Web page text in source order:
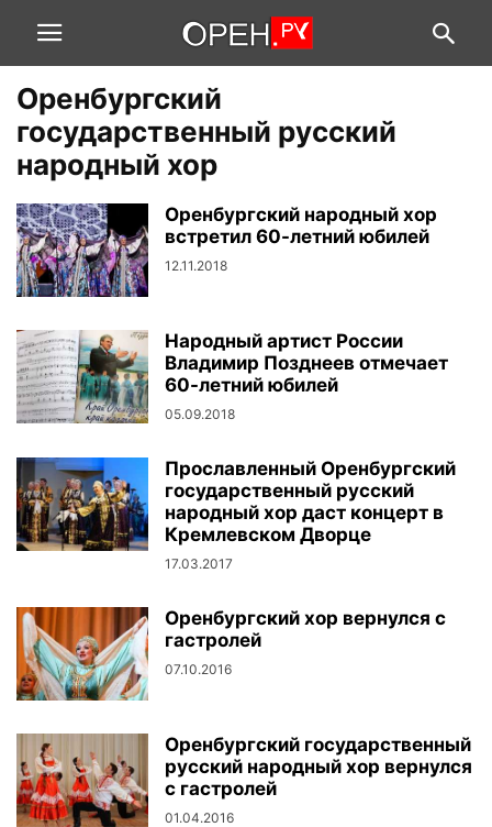
Оренбургский
государственный русский
народный хор
Оренбургский народный хор
встретил 60-летний юбилей
12.11.2018
Народный артист России
Владимир Позднеев отмечает
60-летний юбилей
05.09.2018
Прославленный Оренбургский
государственный русский
народный хор даст концерт в
Кремлевском Дворце
17.03.2017
Оренбургский хор вернулся с
гастролей
07.10.2016
Оренбургский государственный
русский народный хор вернулся
с гастролей
01.04.2016